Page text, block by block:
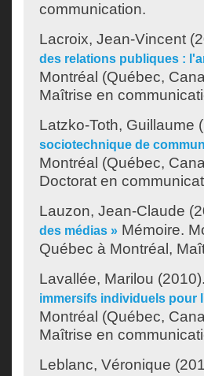
communication.
Lacroix, Jean-Vincent
des relations publiques :
Montréal (Québec,
Maîtrise en
Latzko-Toth, Guillaume
sociotechnique de
Montréal (Québec,
Doctorat en
Lauzon, Jean-Claude
des médias » Mémoire.
Québec à Montréal,
Lavallée, Marilou (2010).
immersifs individuels pour
Montréal (Québec,
Maîtrise en
Leblanc, Véronique